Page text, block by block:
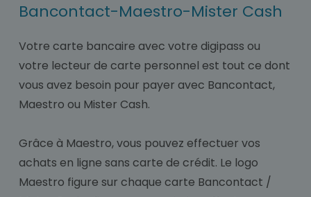
Bancontact-Maestro-Mister Cash
Votre carte bancaire avec votre digipass ou
votre lecteur de carte personnel est tout ce dont
vous avez besoin pour payer avec Bancontact,
Maestro ou Mister Cash.
Grâce à Maestro, vous pouvez effectuer vos
achats en ligne sans carte de crédit. Le logo
Maestro figure sur chaque carte Bancontact /